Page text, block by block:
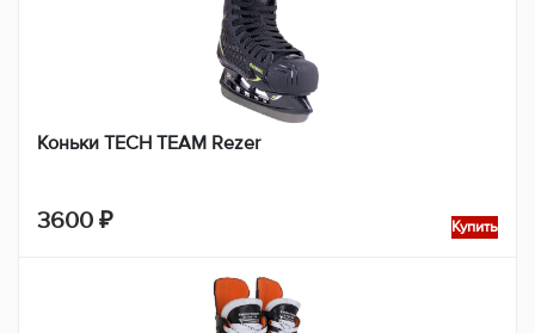
Коньки TECH TEAM Rezer
3600 ₽ Купить